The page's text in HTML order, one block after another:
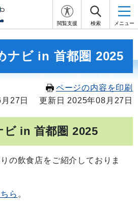
閲覧支援 検索 メニュー
ナビ in 首都圏 2025
ページの内容を印刷
27日
更新日 2025年08月27日
ビ in 首都圏 2025
の飲食店をご紹介しておりま
ら 。